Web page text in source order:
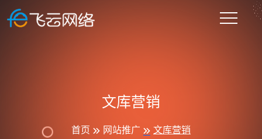
文库营销
首页 网站推广 文库营销